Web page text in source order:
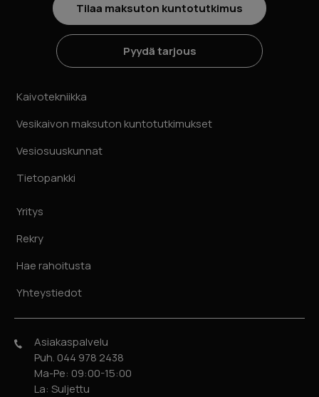
Tilaa maksuton kuntotutkimus
Pyydä tarjous
Kaivotekniikka
Vesikaivon maksuton kuntotutkimukset
Vesiosuuskunnat
Tietopankki
Yritys
Rekry
Hae rahoitusta
Yhteystiedot
Asiakaspalvelu
Puh. 044 978 2438
Ma-Pe: 09:00-15:00
La: Suljettu